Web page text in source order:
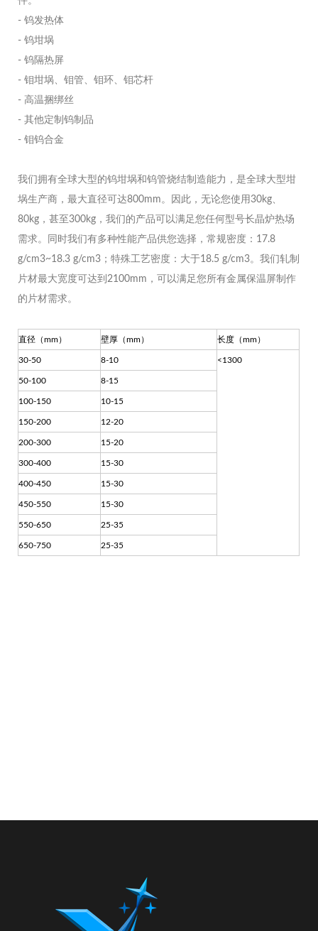
- 钨发热体
- 钨坩埚
- 钨隔热屏
- 钼坩埚、钼管、钼环、钼芯杆
- 高温捆绑丝
- 其他定制钨制品
- 钼钨合金
我们拥有全球大型的钨坩埚和钨管烧结制造能力，是全球大型坩
埚生产商，最大直径可达800mm。因此，无论您使用30kg、
80kg，甚至300kg，我们的产品可以满足您任何型号长晶炉热场
需求。同时我们有多种性能产品供您选择，常规密度：17.8
g/cm3~18.3 g/cm3；特殊工艺密度：大于18.5 g/cm3。我们轧制
片材最大宽度可达到2100mm，可以满足您所有金属保温屏制作
的片材需求。
直径（mm） 壁厚（mm） 长度（mm）
30-50 8-10 <1300
50-100 8-15
100-150 10-15
150-200 12-20
200-300 15-20
300-400 15-30
400-450 15-30
450-550 15-30
550-650 25-35
650-750 25-35